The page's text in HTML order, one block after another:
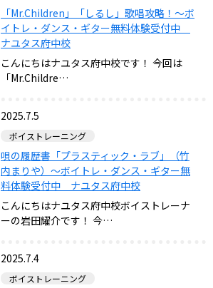
「Mr.Children」「しるし」歌唱攻略！～ボ
イトレ・ダンス・ギター無料体験受付中
ナユタス府中校
こんにちはナユタス府中校です！ 今回は
「Mr.Childre…
2025.7.5
ボイストレーニング
唄の履歴書「プラスティック・ラブ」（竹
内まりや）～ボイトレ・ダンス・ギター無
料体験受付中 ナユタス府中校
こんにちはナユタス府中校ボイストレーナ
ーの岩田耀介です！ 今…
2025.7.4
ボイストレーニング